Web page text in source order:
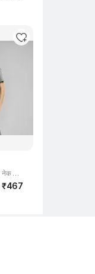
पुरुषों के लिए प्रिंटेड क्रू नेक ग्रे टी-शर्ट
₹467